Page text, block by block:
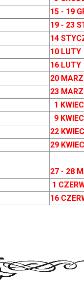
15 - 19
19 - 23
14
10 LUTY
16 LUTY
20
23
1
9
22
29
27 - 28
1
16